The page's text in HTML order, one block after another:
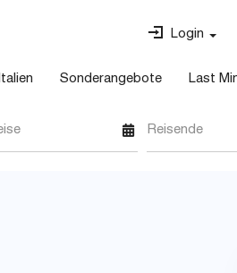
Login
Sonderangebote Last
Reisende